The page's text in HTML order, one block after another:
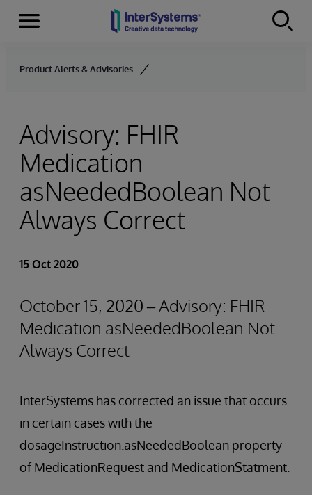
Skip to content
Menu
Product Alerts & Advisories
Advisory: FHIR
Medication
asNeededBoolean Not
Always Correct
15 Oct 2020
October 15, 2020 – Advisory: FHIR
Medication asNeededBoolean Not
Always Correct
InterSystems has corrected an issue that occurs
in certain cases with the
dosageInstruction.asNeededBoolean property
of MedicationRequest and MedicationStatment.